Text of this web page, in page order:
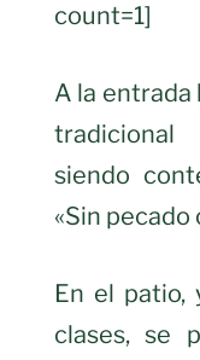
count=1]
A la entrada
tradicional
siendo
«Sin
En el patio,
clases, se